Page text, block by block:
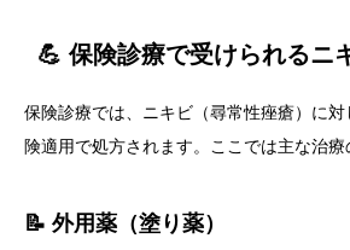
💪 保険診療で受けられるニ
保険診療では、ニキビ（尋常性痤瘡）に
険適用で処方されます。ここでは主な治療
📝 外用薬（塗り薬）